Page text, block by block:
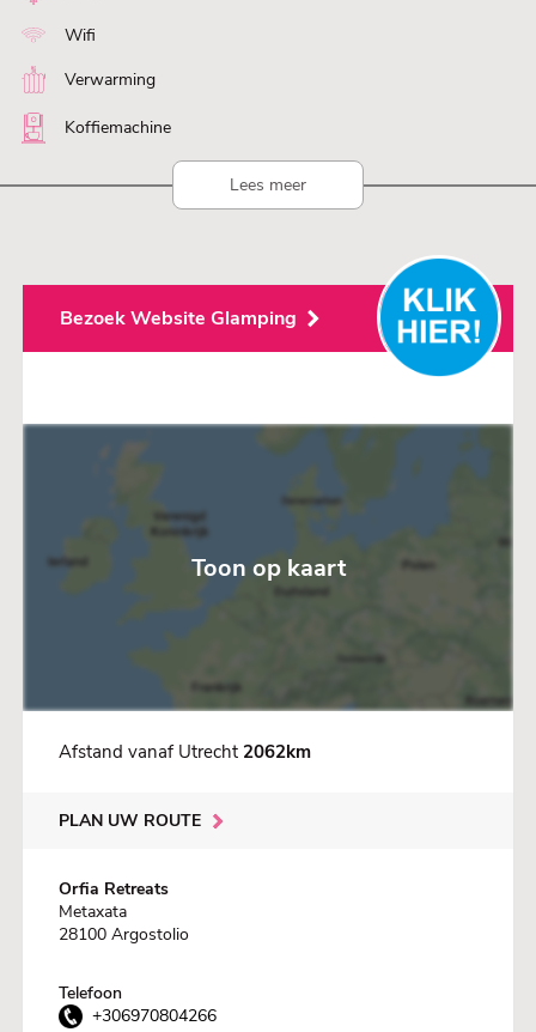
Wifi
Verwarming
Koffiemachine
Lees meer
Bezoek Website Glamping
Toon op kaart
Afstand vanaf Utrecht 2062km
PLAN UW ROUTE
Orfia Retreats
Metaxata
28100 Argostolio
Telefoon
+306970804266